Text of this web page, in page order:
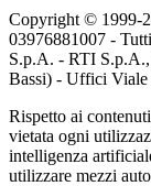
Copyright © 1999-
03976881007 -
S.p.A. - RTI S.p.A.,
Bassi) - Uffici Viale
Rispetto ai
vietata ogni
intelligenza
utilizzare mezzi